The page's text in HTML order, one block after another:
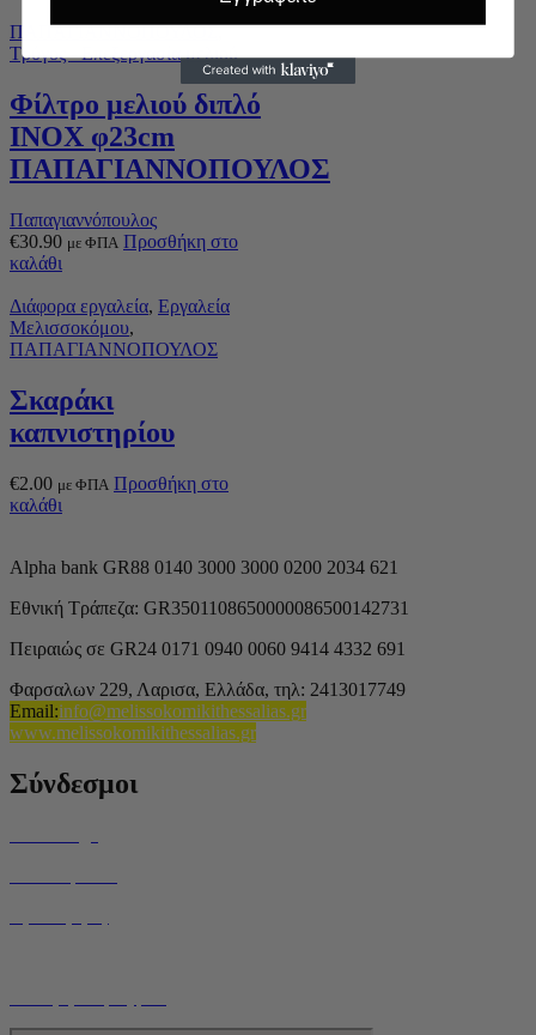
ΠΑΠΑΓΙΑΝΝΟΠΟΥΛΟΣ,
Τρύγος - Επεξεργασία μελιού
Φίλτρο μελιού διπλό
ΙΝΟΧ φ23cm
ΠΑΠΑΓΙΑΝΝΟΠΟΥΛΟΣ
Παπαγιαννόπουλος
€30.90 με ΦΠΑ Προσθήκη στο
καλάθι
Διάφορα εργαλεία, Εργαλεία
Μελισσοκόμου,
ΠΑΠΑΓΙΑΝΝΟΠΟΥΛΟΣ
Σκαράκι
καπνιστηρίου
€2.00 με ΦΠΑ Προσθήκη στο
καλάθι
Alpha bank GR88 0140 3000 3000 0200 2034 621
Εθνική Τράπεζα: GR3501108650000086500142731
Πειραιώς σε GR24 0171 0940 0060 9414 4332 691
Φαρσαλων 229, Λαρισα, Ελλάδα, τηλ: 2413017749
Email:info@melissokomikithessalias.gr
www.melissokomikithessalias.gr
Σύνδεσμοι